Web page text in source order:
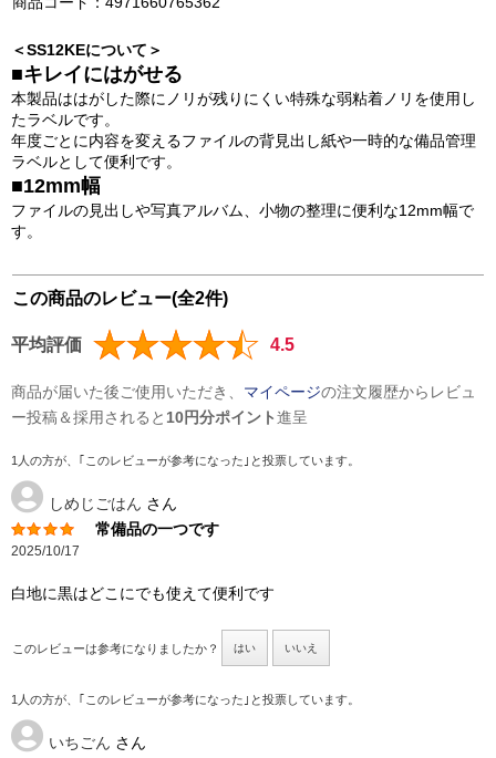
＜SS12KEについて＞
■キレイにはがせる
本製品ははがした際にノリが残りにくい特殊な弱粘着ノリを使用し
たラベルです。
年度ごとに内容を変えるファイルの背見出し紙や一時的な備品管理
ラベルとして便利です。
■12mm幅
ファイルの見出しや写真アルバム、小物の整理に便利な12mm幅で
す。
この商品のレビュー(全2件)
平均評価 4.5
商品が届いた後ご使用いただき、 マイページの注文履歴からレビュ
ー投稿＆採用されると 10円分ポイント進呈
1人の方が、｢このレビューが参考になった｣と投票しています。
しめじごはん さん
常備品の一つです
2025/10/17
白地に黒はどこにでも使えて便利です
このレビューは参考になりましたか？ はい いいえ
1人の方が、｢このレビューが参考になった｣と投票しています。
いちごん さん